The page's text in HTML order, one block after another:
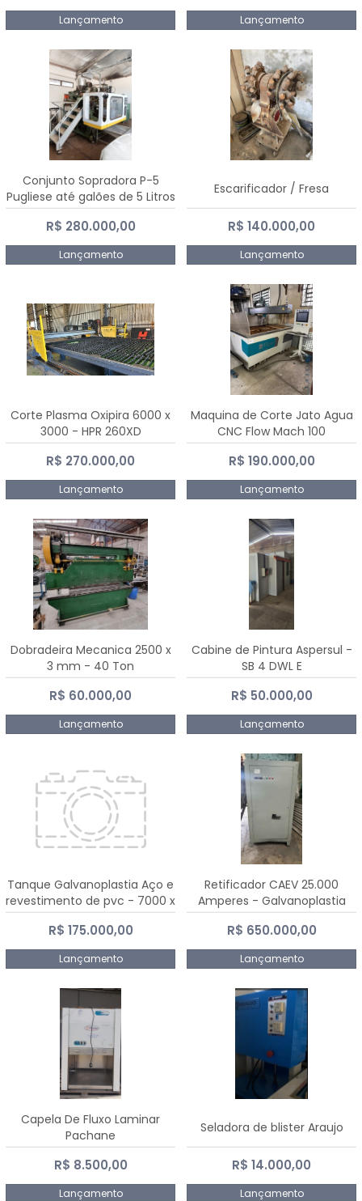
Lançamento Lançamento
Conjunto Sopradora P-5
Pugliese até galões de 5 Litros
R$ 280.000,00
Lançamento
Escarificador / Fresa
R$ 140.000,00
Lançamento
Corte Plasma Oxipira 6000 x
3000 - HPR 260XD
R$ 270.000,00
Lançamento
Maquina de Corte Jato Agua
CNC Flow Mach 100
R$ 190.000,00
Lançamento
Dobradeira Mecanica 2500 x
3 mm - 40 Ton
R$ 60.000,00
Lançamento
Cabine de Pintura Aspersul -
SB 4 DWL E
R$ 50.000,00
Lançamento
Tanque Galvanoplastia Aço e
revestimento de pvc - 7000 x
2200 mm
R$ 175.000,00
Lançamento
Retificador CAEV 25.000
Amperes - Galvanoplastia
R$ 650.000,00
Lançamento
Capela De Fluxo Laminar
Pachane
R$ 8.500,00
Lançamento
Seladora de blister Araujo
R$ 14.000,00
Lançamento